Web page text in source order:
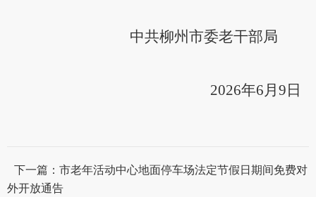
中共柳州市委老干部局
2026年6月9日
下一篇：市老年活动中心地面停车场法定节假日期间免费对
外开放通告